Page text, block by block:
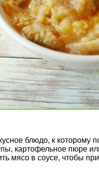
блюдо, к которому
картофельное пюре
мясо в соусе, чтобы